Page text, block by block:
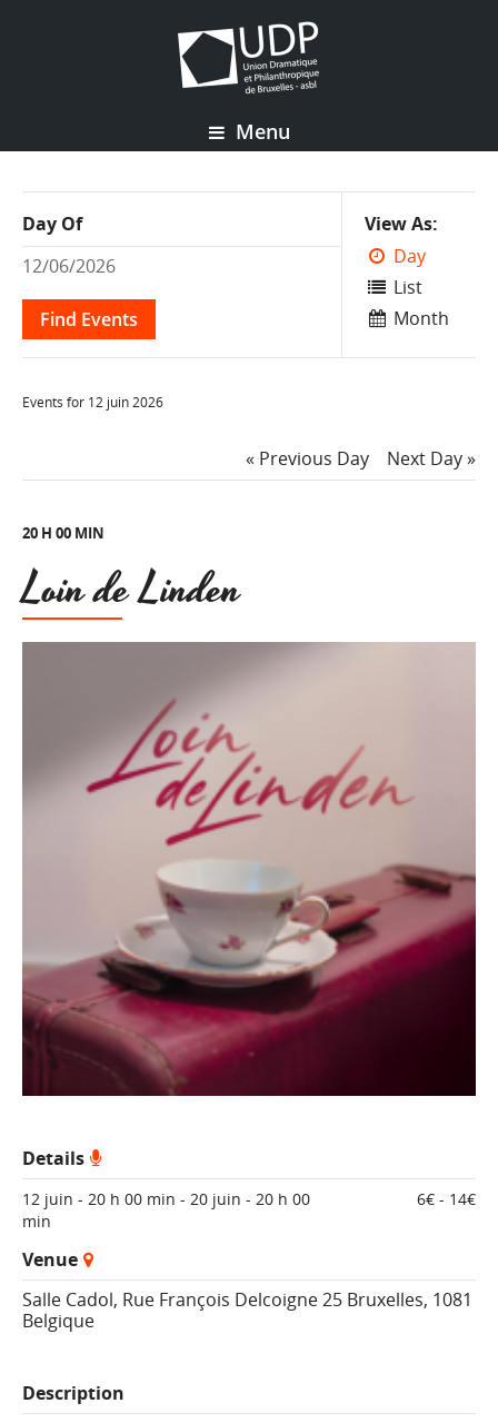
Menu
Event
Views
Navigation
View As
Day
List
Month
Day Of
Events for 12 juin 2026
Navigation
« Previous Day Next Day»
20 H 00 MIN
Loin de Linden
Details
12 juin - 20 h 00 min - 20 juin - 20 h 00
min
6€ - 14€
Venue
Salle Cadol, Rue François Delcoigne 25 Bruxelles, 1081
Belgique
Description